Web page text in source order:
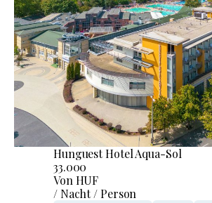
Hunguest Hotel Aqua-Sol
33.000
Von HUF
/ Nacht / Person